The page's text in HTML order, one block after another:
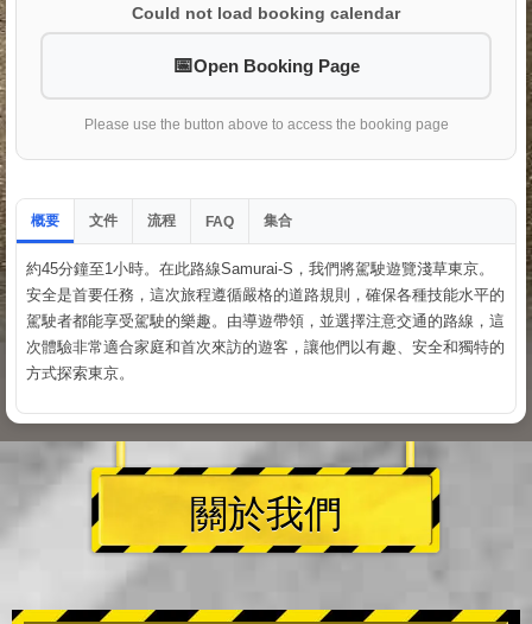
Could not load booking calendar
Open Booking Page
Please use the button above to access the booking page
概要 文件 流程 FAQ 集合
約45分鐘至1小時。在此路線Samurai-S，我們將駕駛遊覽淺草東京。
安全是首要任務，這次旅程遵循嚴格的道路規則，確保各種技能水平的
駕駛者都能享受駕駛的樂趣。由導遊帶領，並選擇注意交通的路線，這
次體驗非常適合家庭和首次來訪的遊客，讓他們以有趣、安全和獨特的
方式探索東京。
關於我們